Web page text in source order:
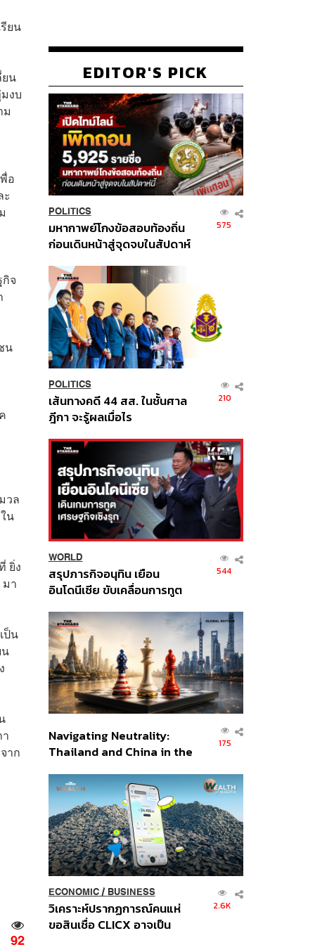
ยน
ยน
งบ
ม
อ
จ
น
วล
น
ยิ่ง
า
ป็น
าก
92
EDITOR'S PICK
POLITICS
มหากาพย์โกงข้อสอบท้องถิ่น
ก่อนเดินหน้าสู่จุดจบในสัปดาห์
575
POLITICS
เส้นทางคดี 44 สส. ในชั้นศาล
ฎีกา จะรู้ผลเมื่อไร
210
WORLD
สรุปภารกิจอนุทิน เยือน
อินโดนีเซีย ขับเคลื่อนการทูต
ส่วนยุทธศาสตร์ไทย –
อินโดนีเซีย
544
Navigating Neutrality:
Thailand and China in the
Order
175
ECONOMIC/ BUSINESS
วิเคราะห์ปรากฏการณ์คนแห่
ขอสินเชื่อ CLICX อาจเป็น
2.6K